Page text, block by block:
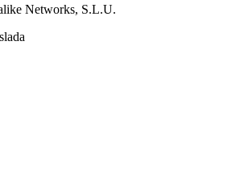
Networks, S.L.U.